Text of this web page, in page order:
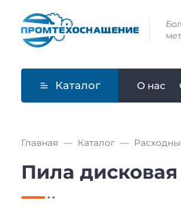
Каталог О нас
Главная Каталог
Пила дисковая